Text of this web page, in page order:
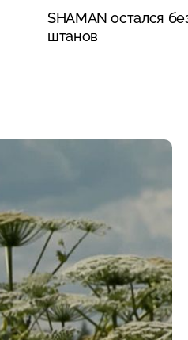
SHAMAN остался
штанов